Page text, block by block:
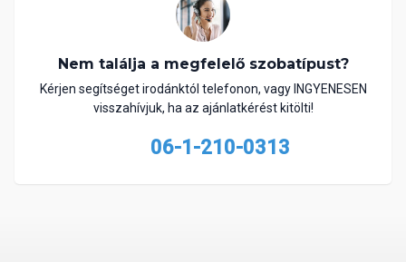
Nem találja a megfelelő szobatípust?
Kérjen segítséget irodánktól telefonon, vagy INGYENESEN
visszahívjuk, ha az ajánlatkérést kitölti!
06-1-210-0313